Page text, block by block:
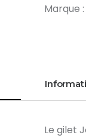
Marque :
Le gilet